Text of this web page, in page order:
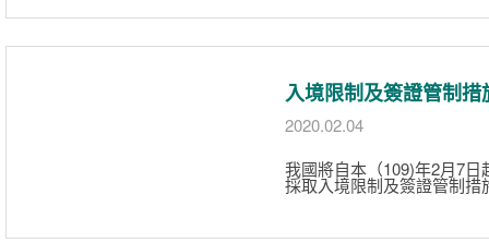
入境限制及簽證管制措
2020.02.04
我國將自本（109)年2月7
採取入境限制及簽證管制措